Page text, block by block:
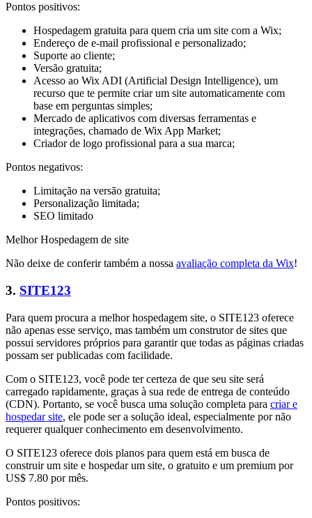
Pontos positivos:
Hospedagem gratuita para quem cria um site com a Wix;
Endereço de e-mail profissional e personalizado;
Suporte ao cliente;
Versão gratuita;
Acesso ao Wix ADI (Artificial Design Intelligence), um
recurso que te permite criar um site automaticamente com
base em perguntas simples;
Mercado de aplicativos com diversas ferramentas e
integrações, chamado de Wix App Market;
Criador de logo profissional para a sua marca;
Pontos negativos:
Limitação na versão gratuita;
Personalização limitada;
SEO limitado
Melhor Hospedagem de site
Não deixe de conferir também a nossa avaliação completa da Wix!
3. SITE123
Para quem procura a melhor hospedagem site, o SITE123 oferece
não apenas esse serviço, mas também um construtor de sites que
possui servidores próprios para garantir que todas as páginas criadas
possam ser publicadas com facilidade.
Com o SITE123, você pode ter certeza de que seu site será
carregado rapidamente, graças à sua rede de entrega de conteúdo
(CDN). Portanto, se você busca uma solução completa para criar e
hospedar site, ele pode ser a solução ideal, especialmente por não
requerer qualquer conhecimento em desenvolvimento.
O SITE123 oferece dois planos para quem está em busca de
construir um site e hospedar um site, o gratuito e um premium por
US$ 7.80 por mês.
Pontos positivos: